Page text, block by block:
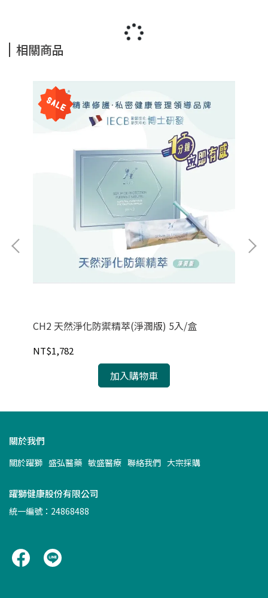
相關商品
CH2 天然淨化防禦精萃(淨潤版) 5入/盒
NT$1,782
加入購物車
關於我們
關於躍獅 盛弘醫藥 敏盛醫療 聯絡我們 大宗採購
躍獅健康股份有限公司
統一編號：24868488